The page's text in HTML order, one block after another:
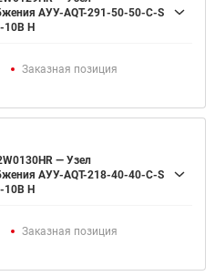
АУУ-AQT-291-50-50-C-S
10В H
Заказная позиция
— Узел
АУУ-AQT-218-40-40-C-S
10В H
Заказная позиция